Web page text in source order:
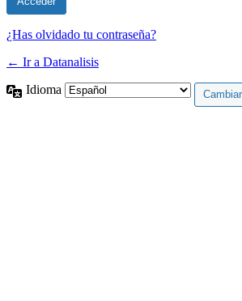
¿Has olvidado tu contraseña?
← Ir a Datanalisis
Idioma